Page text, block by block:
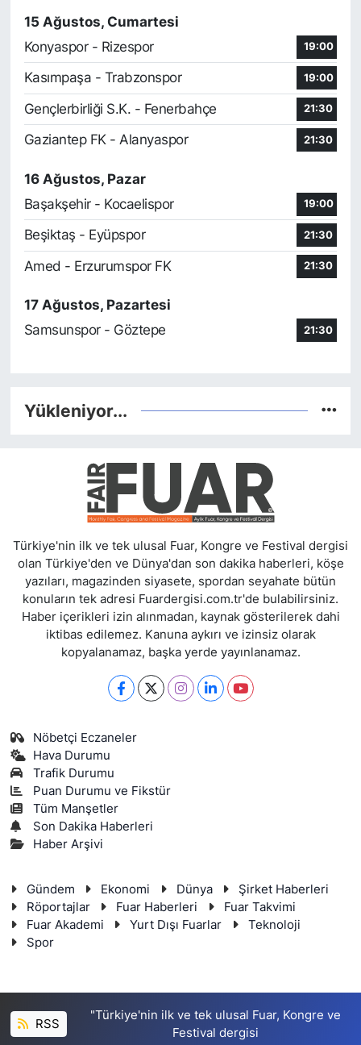
15 Ağustos, Cumartesi
Konyaspor - Rizespor
19:00
Kasımpaşa - Trabzonspor 19:00
Gençlerbirliği S.K. - Fenerbahçe 21:30
Gaziantep FK - Alanyaspor 21:30
16 Ağustos, Pazar
Başakşehir - Kocaelispor
19:00
Beşiktaş - Eyüpspor 21:30
Amed - Erzurumspor FK 21:30
17 Ağustos, Pazartesi
Samsunspor - Göztepe
21:30
Yükleniyor...
Türkiye'nin ilk ve tek ulusal Fuar, Kongre ve Festival dergisi
olan Türkiye'den ve Dünya'dan son dakika haberleri, köşe
yazıları, magazinden siyasete, spordan seyahate bütün
konuların tek adresi Fuardergisi.com.tr'de bulabilirsiniz.
Haber içerikleri izin alınmadan, kaynak gösterilerek dahi
iktibas edilemez. Kanuna aykırı ve izinsiz olarak
kopyalanamaz, başka yerde yayınlanamaz.
Nöbetçi Eczaneler
Hava Durumu
Trafik Durumu
Puan Durumu ve Fikstür
Tüm Manşetler
Son Dakika Haberleri
Haber Arşivi
Gündem Ekonomi Dünya
Şirket Haberleri
Röportajlar
Fuar Haberleri
Fuar Takvimi
Fuar Akademi
Yurt Dışı Fuarlar
Teknoloji
Spor
RSS
"Türkiye'nin ilk ve tek ulusal Fuar, Kongre ve
Festival dergisi